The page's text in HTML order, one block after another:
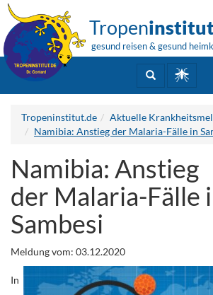
Tropen
gesund reisen & gesund
Tropeninstitut.de
Aktuelle
Namibia: Anstieg der Malaria-Fälle in
Namibia: Anstieg
der Malaria-Fälle
Sambesi
Meldung vom: 03.12.2020
In